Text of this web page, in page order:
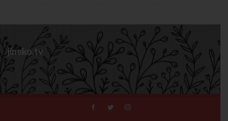
jineko.tv